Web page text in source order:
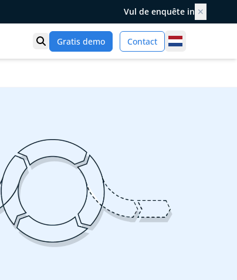
Vul de enquête in ✕
Toon zoek
Gratis demo Contact Netherlands